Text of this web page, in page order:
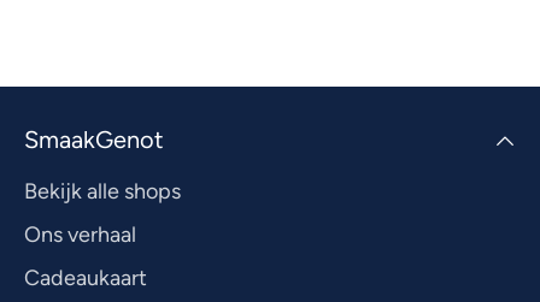
SmaakGenot
Bekijk alle shops
Ons verhaal
Cadeaukaart